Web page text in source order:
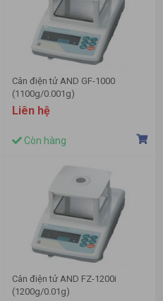
Cân điện tử AND GF-1000
(1100g/0.001g)
Liên hệ
Còn hàng
Cân điện tử AND FZ-1200i
(1200g/0.01g)